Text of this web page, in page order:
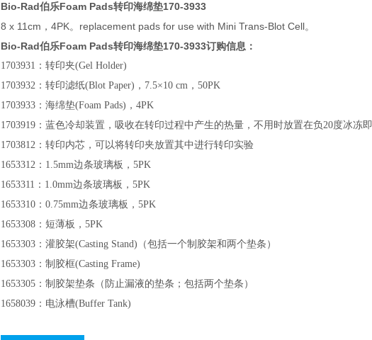
Bio-Rad伯乐Foam Pads转印海绵垫170-3933
8 x 11cm，4PK。replacement pads for use with Mini Trans-Blot Cell。
Bio-Rad伯乐Foam Pads转印海绵垫170-3933订购信息：
1703931： 转印夹(Gel Holder)
1703932： 转印滤纸(Blot Paper)，7.5×10 cm，50PK
1703933： 海绵垫(Foam Pads)，4PK
1703919： 蓝色冷却装置，吸收在转印过程中产生的热量，不用时放置在负20度冰冻
1703812： 转印内芯，可以将转印夹放置其中进行转印实验
1653312： 1.5mm边条玻璃板，5PK
1653311： 1.0mm边条玻璃板，5PK
1653310： 0.75mm边条玻璃板，5PK
1653308： 短薄板，5PK
1653303： 灌胶架(Casting Stand) （包括一个制胶架和两个垫条 ）
1653303： 制胶框(Casting Frame)
1653305： 制胶架垫条（ 防止漏液的垫条；包括两个垫条 ）
1658039： 电泳槽(Buffer Tank)